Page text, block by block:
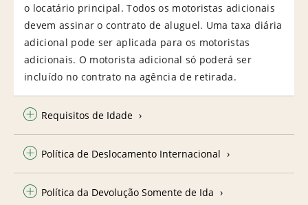
o locatário principal. Todos os motoristas adicionais
devem assinar o contrato de aluguel. Uma taxa diária
adicional pode ser aplicada para os motoristas
adicionais. O motorista adicional só poderá ser
incluído no contrato na agência de retirada.
Requisitos de Idade
Política de Deslocamento Internacional
Política da Devolução Somente de Ida